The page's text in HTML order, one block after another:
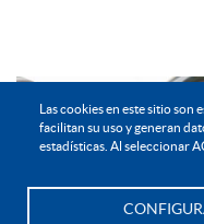
Las cookies en este sitio son
facilitan su uso y generan
estadísticas. Al seleccionar